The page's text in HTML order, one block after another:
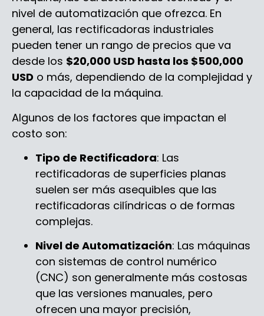
nivel de automatización que ofrezca. En
general, las rectificadoras industriales
pueden tener un rango de precios que va
desde los $20,000 USD hasta los $500,000
USD o más, dependiendo de la complejidad y
la capacidad de la máquina.
Algunos de los factores que impactan el
costo son:
Tipo de Rectificadora: Las
rectificadoras de superficies planas
suelen ser más asequibles que las
rectificadoras cilíndricas o de formas
complejas.
Nivel de Automatización: Las máquinas
con sistemas de control numérico
(CNC) son generalmente más costosas
que las versiones manuales, pero
ofrecen una mayor precisión,